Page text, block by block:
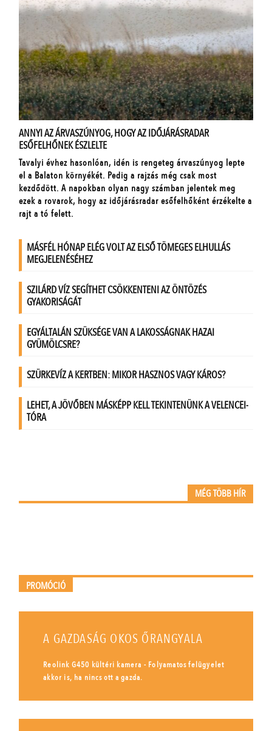
MÉG TÖBB HÍR
PROMÓCIÓ
A GAZDASÁG OKOS ŐRANGYALA
Reolink G450 kültéri kamera - Folyamatos felügyelet
akkor is, ha nincs ott a gazda.